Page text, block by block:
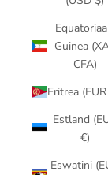
Guinea
CFA)
Eritrea
Estland
€)
Eswatini